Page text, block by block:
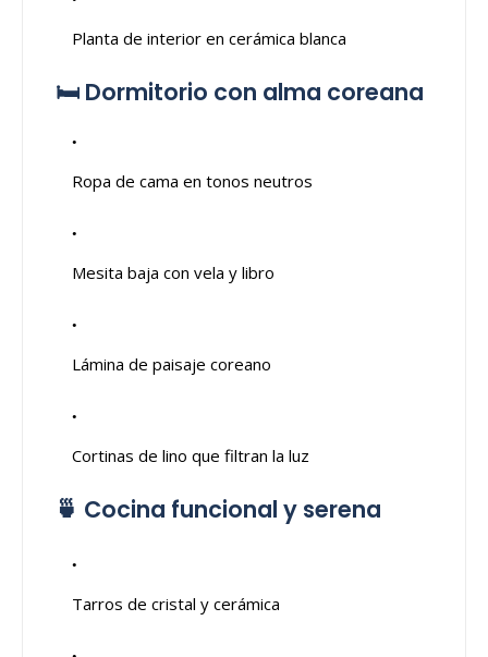
Planta de interior en cerámica blanca
🛏️ Dormitorio con alma coreana
Ropa de cama en tonos neutros
Mesita baja con vela y libro
Lámina de paisaje coreano
Cortinas de lino que filtran la luz
🍵 Cocina funcional y serena
Tarros de cristal y cerámica